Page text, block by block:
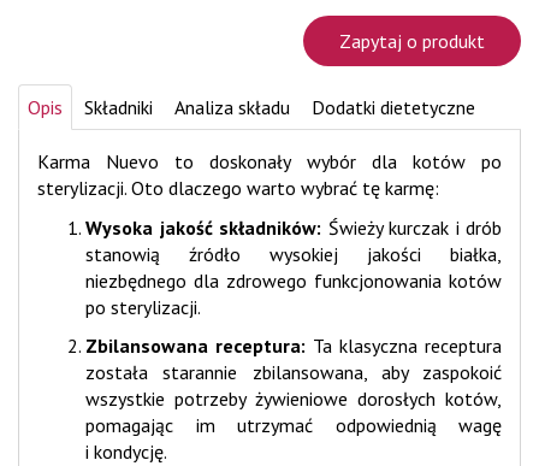
Zapytaj o produkt
Opis Składniki Analiza składu Dodatki dietetyczne
Karma Nuevo to doskonały wybór dla kotów po
sterylizacji. Oto dlaczego warto wybrać tę karmę:
Wysoka jakość składników: Świeży kurczak i drób
stanowią źródło wysokiej jakości białka,
niezbędnego dla zdrowego funkcjonowania kotów
po sterylizacji.
Zbilansowana receptura: Ta klasyczna receptura
została starannie zbilansowana, aby zaspokoić
wszystkie potrzeby żywieniowe dorosłych kotów,
pomagając im utrzymać odpowiednią wagę
i kondycję.